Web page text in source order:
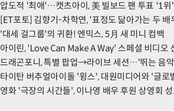
압도적 '최애'…캣츠아이, 美 빌보드 팬 투표 '1위'
[ET포토] 김향기-차학연, '표정도 닮아가는 두 배
'대세 걸그룹'의 귀환! 엔믹스, 5月 새 미니 컴백
아이린, 'Love Can Make A Way' 스페셜 비디오
드래곤포니, 특별 팝업→라이브 세션…'뛰는 음
타이탄 버추얼아이돌 '윙스', 대원미디어와 '글로
영화 '극장의 시간들', 이나영 배우 후원 상영회